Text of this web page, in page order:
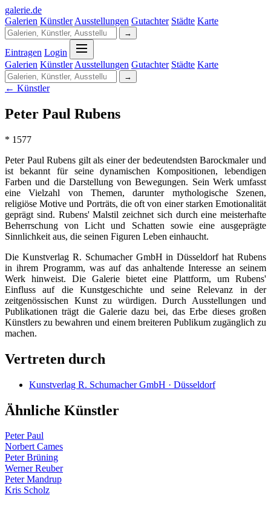
galerie.de
Galerien Künstler Ausstellungen Gutachter Städte Karte
→
Eintragen Login
Galerien Künstler Ausstellungen Gutachter Städte Karte
→
← Künstler
Peter Paul Rubens
* 1577
Peter Paul Rubens gilt als einer der bedeutendsten Barockmaler und
ist bekannt für seine dynamischen Kompositionen, lebendigen
Farben und die Darstellung von Bewegungen. Sein Werk umfasst
eine Vielzahl von Themen, darunter mythologische Szenen,
religiöse Motive und Porträts, die oft von einer starken Emotionalität
geprägt sind. Rubens' Malstil zeichnet sich durch eine meisterhafte
Beherrschung von Licht und Schatten sowie eine ausgeprägte
Sinnlichkeit aus, die seinen Figuren Leben einhaucht.
Die Kunstverlag R. Schumacher GmbH in Düsseldorf hat Rubens
in ihrem Programm, was auf das anhaltende Interesse an seinem
Werk hinweist. Die Galerie bietet eine Plattform, um Rubens'
Einfluss auf die Kunstgeschichte und seine Relevanz in der
zeitgenössischen Kunst zu würdigen. Durch Ausstellungen und
Publikationen trägt die Galerie dazu bei, das Erbe dieses großen
Künstlers zu bewahren und einem breiteren Publikum zugänglich zu
machen.
Vertreten durch
Kunstverlag R. Schumacher GmbH · Düsseldorf
Ähnliche Künstler
Peter Paul
Norbert Cames
Peter Brüning
Werner Reuber
Peter Mandrup
Kris Scholz